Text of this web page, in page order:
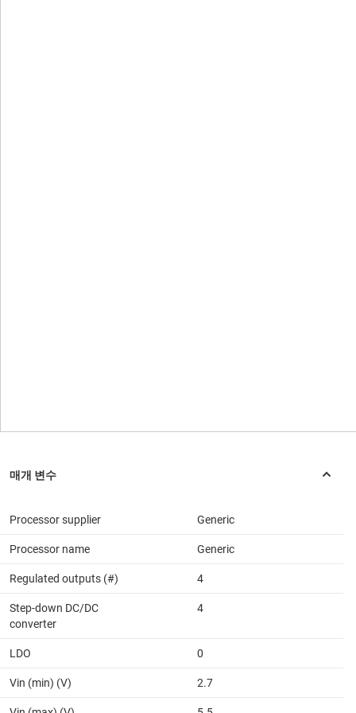
Processor supplier Generic
Processor name Generic
Regulated outputs (#) 4
Step-down DC/DC
converter
4
LDO 0
Vin (min) (V) 2.7